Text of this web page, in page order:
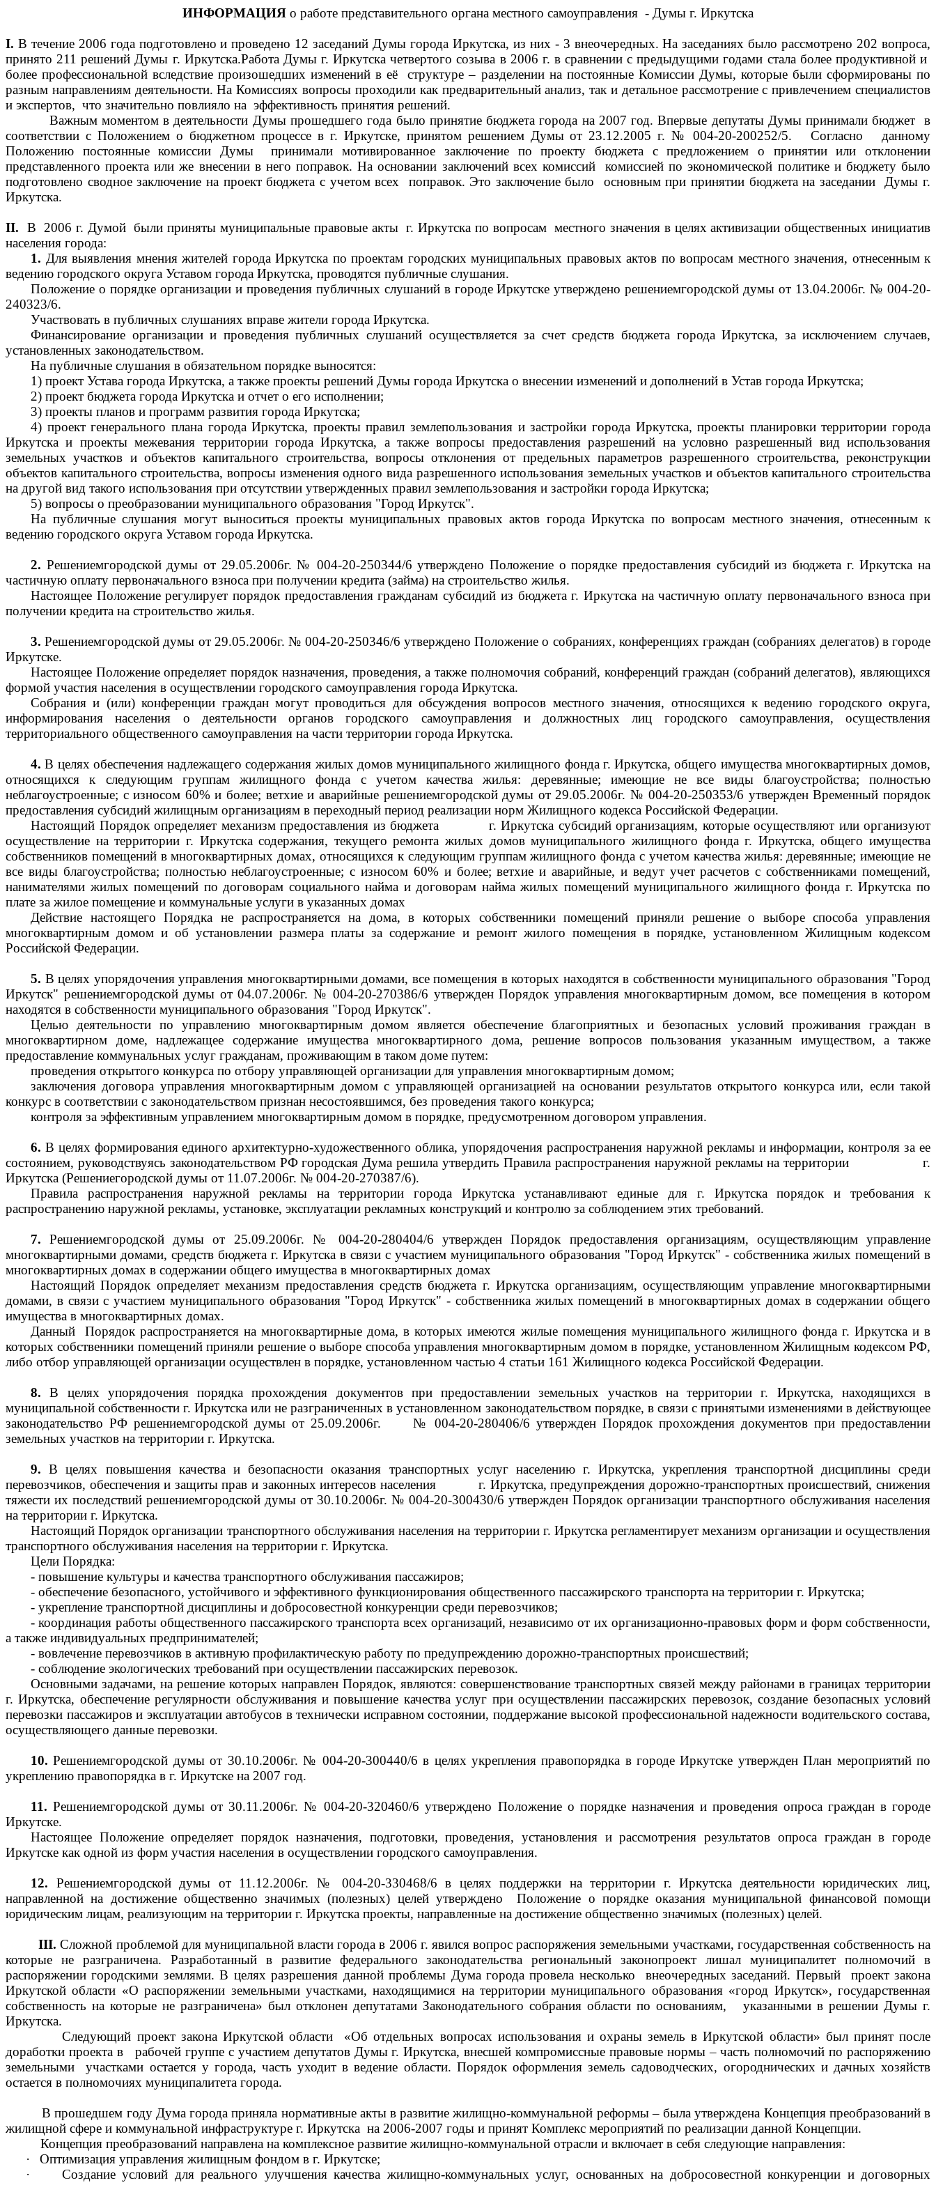
ИНФОРМАЦИЯ о работе представительного органа местного самоуправления - Думы г. Иркутска
I. В течение 2006 года подготовлено и проведено 12 заседаний Думы города Иркутска, из них - 3 внеочередных. На заседаниях было рассмотрено 202 вопроса,
принято 211 решений Думы г. Иркутска.Работа Думы г. Иркутска четвертого созыва в 2006 г. в сравнении с предыдущими годами стала более продуктивной и
более профессиональной вследствие произошедших изменений в её структуре – разделении на постоянные Комиссии Думы, которые были сформированы по
разным направлениям деятельности. На Комиссиях вопросы проходили как предварительный анализ, так и детальное рассмотрение с привлечением специалистов
и экспертов, что значительно повлияло на эффективность принятия решений.
Важным моментом в деятельности Думы прошедшего года было принятие бюджета города на 2007 год. Впервые депутаты Думы принимали бюджет в
соответствии с Положением о бюджетном процессе в г. Иркутске, принятом решением Думы от 23.12.2005 г. № 004-20-200252/5. Согласно данному
Положению постоянные комиссии Думы принимали мотивированное заключение по проекту бюджета с предложением о принятии или отклонении
представленного проекта или же внесении в него поправок. На основании заключений всех комиссий комиссией по экономической политике и бюджету было
подготовлено сводное заключение на проект бюджета с учетом всех поправок. Это заключение было основным при принятии бюджета на заседании Думы г.
Иркутска.
II.
В 2006 г. Думой были приняты муниципальные правовые акты г. Иркутска по вопросам местного значения в целях активизации общественных инициатив
населения города:
1. Для выявления мнения жителей города Иркутска по проектам городских муниципальных правовых актов по вопросам местного значения, отнесенным к
ведению городского округа Уставом города Иркутска, проводятся публичные слушания.
Положение о порядке организации и проведения публичных слушаний в городе Иркутске утверждено решениемгородской думы от 13.04.2006г. № 004-20-
240323/6.
Участвовать в публичных слушаниях вправе жители города Иркутска.
Финансирование организации и проведения публичных слушаний осуществляется за счет средств бюджета города Иркутска, за исключением случаев,
установленных законодательством.
На публичные слушания в обязательном порядке выносятся:
1) проект Устава города Иркутска, а также проекты решений Думы города Иркутска о внесении изменений и дополнений в Устав города Иркутска;
2) проект бюджета города Иркутска и отчет о его исполнении;
3) проекты планов и программ развития города Иркутска;
4) проект генерального плана города Иркутска, проекты правил землепользования и застройки города Иркутска, проекты планировки территории города
Иркутска и проекты межевания территории города Иркутска, а также вопросы предоставления разрешений на условно разрешенный вид использования
земельных участков и объектов капитального строительства, вопросы отклонения от предельных параметров разрешенного строительства, реконструкции
объектов капитального строительства, вопросы изменения одного вида разрешенного использования земельных участков и объектов капитального строительства
на другой вид такого использования при отсутствии утвержденных правил землепользования и застройки города Иркутска;
5) вопросы о преобразовании муниципального образования "Город Иркутск".
На публичные слушания могут выноситься проекты муниципальных правовых актов города Иркутска по вопросам местного значения, отнесенным к
ведению городского округа Уставом города Иркутска.
2. Решениемгородской думы от 29.05.2006г. № 004-20-250344/6 утверждено Положение о порядке предоставления субсидий из бюджета г. Иркутска на
частичную оплату первоначального взноса при получении кредита (займа) на строительство жилья.
Настоящее Положение регулирует порядок предоставления гражданам субсидий из бюджета г. Иркутска на частичную оплату первоначального взноса при
получении кредита на строительство жилья.
3.Решениемгородской думы от 29.05.2006г. № 004-20-250346/6 утверждено Положение о собраниях, конференциях граждан (собраниях делегатов) в городе
Иркутске.
Настоящее Положение определяет порядок назначения, проведения, а также полномочия собраний, конференций граждан (собраний делегатов), являющихся
формой участия населения в осуществлении городского самоуправления города Иркутска.
Собрания и (или) конференции граждан могут проводиться для обсуждения вопросов местного значения, относящихся к ведению городского округа,
информирования населения о деятельности органов городского самоуправления и должностных лиц городского самоуправления, осуществления
территориального общественного самоуправления на части территории города Иркутска.
4.В целях обеспечения надлежащего содержания жилых домов муниципального жилищного фонда г. Иркутска, общего имущества многоквартирных домов,
относящихся к следующим группам жилищного фонда с учетом качества жилья: деревянные; имеющие не все виды благоустройства; полностью
неблагоустроенные; с износом 60% и более; ветхие и аварийные решениемгородской думы от 29.05.2006г. № 004-20-250353/6 утвержден Временный порядок
предоставления субсидий жилищным организациям в переходный период реализации норм Жилищного кодекса Российской Федерации.
Настоящий Порядок определяет механизм предоставления из бюджета г. Иркутска субсидий организациям, которые осуществляют или организуют
осуществление на территории г. Иркутска содержания, текущего ремонта жилых домов муниципального жилищного фонда г. Иркутска, общего имущества
собственников помещений в многоквартирных домах, относящихся к следующим группам жилищного фонда с учетом качества жилья: деревянные; имеющие не
все виды благоустройства; полностью неблагоустроенные; с износом 60% и более; ветхие и аварийные, и ведут учет расчетов с собственниками помещений,
нанимателями жилых помещений по договорам социального найма и договорам найма жилых помещений муниципального жилищного фонда г. Иркутска по
плате за жилое помещение и коммунальные услуги в указанных домах
Действие настоящего Порядка не распространяется на дома, в которых собственники помещений приняли решение о выборе способа управления
многоквартирным домом и об установлении размера платы за содержание и ремонт жилого помещения в порядке, установленном Жилищным кодексом
Российской Федерации.
5. В целях упорядочения управления многоквартирными домами, все помещения в которых находятся в собственности муниципального образования "Город
Иркутск" решениемгородской думы от 04.07.2006г. № 004-20-270386/6 утвержден Порядок управления многоквартирным домом, все помещения в котором
находятся в собственности муниципального образования "Город Иркутск".
Целью деятельности по управлению многоквартирным домом является обеспечение благоприятных и безопасных условий проживания граждан в
многоквартирном доме, надлежащее содержание имущества многоквартирного дома, решение вопросов пользования указанным имуществом, а также
предоставление коммунальных услуг гражданам, проживающим в таком доме путем:
проведения открытого конкурса по отбору управляющей организации для управления многоквартирным домом;
заключения договора управления многоквартирным домом с управляющей организацией на основании результатов открытого конкурса или, если такой
конкурс в соответствии с законодательством признан несостоявшимся, без проведения такого конкурса;
контроля за эффективным управлением многоквартирным домом в порядке, предусмотренном договором управления.
6. В целях формирования единого архитектурно-художественного облика, упорядочения распространения наружной рекламы и информации, контроля за ее
состоянием, руководствуясь законодательством РФ городская Дума решила утвердить Правила распространения наружной рекламы на территории г.
Иркутска (Решениегородской думы от 11.07.2006г. № 004-20-270387/6).
Правила распространения наружной рекламы на территории города Иркутска устанавливают единые для г. Иркутска порядок и требования к
распространению наружной рекламы, установке, эксплуатации рекламных конструкций и контролю за соблюдением этих требований.
7.Решениемгородской думы от 25.09.2006г. № 004-20-280404/6 утвержден Порядок предоставления организациям, осуществляющим управление
многоквартирными домами, средств бюджета г. Иркутска в связи с участием муниципального образования "Город Иркутск" - собственника жилых помещений в
многоквартирных домах в содержании общего имущества в многоквартирных домах
Настоящий Порядок определяет механизм предоставления средств бюджета г. Иркутска организациям, осуществляющим управление многоквартирными
домами, в связи с участием муниципального образования "Город Иркутск" - собственника жилых помещений в многоквартирных домах в содержании общего
имущества в многоквартирных домах.
Данный Порядок распространяется на многоквартирные дома, в которых имеются жилые помещения муниципального жилищного фонда г. Иркутска и в
которых собственники помещений приняли решение о выборе способа управления многоквартирным домом в порядке, установленном Жилищным кодексом РФ,
либо отбор управляющей организации осуществлен в порядке, установленном частью 4 статьи 161 Жилищного кодекса Российской Федерации.
8.В целях упорядочения порядка прохождения документов при предоставлении земельных участков на территории г. Иркутска, находящихся в
муниципальной собственности г. Иркутска или не разграниченных в установленном законодательством порядке, в связи с принятыми изменениями в действующее
законодательство РФ решениемгородской думы от 25.09.2006г. № 004-20-280406/6 утвержден Порядок прохождения документов при предоставлении
земельных участков на территории г. Иркутска.
9.В целях повышения качества и безопасности оказания транспортных услуг населению г. Иркутска, укрепления транспортной дисциплины среди
перевозчиков, обеспечения и защиты прав и законных интересов населения г. Иркутска, предупреждения дорожно-транспортных происшествий, снижения
тяжести их последствий решениемгородской думы от 30.10.2006г. № 004-20-300430/6 утвержден Порядок организации транспортного обслуживания населения
на территории г. Иркутска.
Настоящий Порядок организации транспортного обслуживания населения на территории г. Иркутска регламентирует механизм организации и осуществления
транспортного обслуживания населения на территории г. Иркутска.
Цели Порядка:
- повышение культуры и качества транспортного обслуживания пассажиров;
- обеспечение безопасного, устойчивого и эффективного функционирования общественного пассажирского транспорта на территории г. Иркутска;
- укрепление транспортной дисциплины и добросовестной конкуренции среди перевозчиков;
- координация работы общественного пассажирского транспорта всех организаций, независимо от их организационно-правовых форм и форм собственности,
а также индивидуальных предпринимателей;
- вовлечение перевозчиков в активную профилактическую работу по предупреждению дорожно-транспортных происшествий;
- соблюдение экологических требований при осуществлении пассажирских перевозок.
Основными задачами, на решение которых направлен Порядок, являются: совершенствование транспортных связей между районами в границах территории
г. Иркутска, обеспечение регулярности обслуживания и повышение качества услуг при осуществлении пассажирских перевозок, создание безопасных условий
перевозки пассажиров и эксплуатации автобусов в технически исправном состоянии, поддержание высокой профессиональной надежности водительского состава,
осуществляющего данные перевозки.
10.Решениемгородской думы от 30.10.2006г. № 004-20-300440/6 в целях укрепления правопорядка в городе Иркутске утвержден План мероприятий по
укреплению правопорядка в г. Иркутске на 2007 год.
11.Решениемгородской думы от 30.11.2006г. № 004-20-320460/6 утверждено Положение о порядке назначения и проведения опроса граждан в городе
Иркутске.
Настоящее Положение определяет порядок назначения, подготовки, проведения, установления и рассмотрения результатов опроса граждан в городе
Иркутске как одной из форм участия населения в осуществлении городского самоуправления.
12. Решениемгородской думы от 11.12.2006г. № 004-20-330468/6 в целях поддержки на территории г. Иркутска деятельности юридических лиц,
направленной на достижение общественно значимых (полезных) целей утверждено Положение о порядке оказания муниципальной финансовой помощи
юридическим лицам, реализующим на территории г. Иркутска проекты, направленные на достижение общественно значимых (полезных) целей.
III. Сложной проблемой для муниципальной власти города в 2006 г. явился вопрос распоряжения земельными участками, государственная собственность на
которые не разграничена. Разработанный в развитие федерального законодательства региональный законопроект лишал муниципалитет полномочий в
распоряжении городскими землями. В целях разрешения данной проблемы Дума города провела несколько внеочередных заседаний. Первый проект закона
Иркутской области «О распоряжении земельными участками, находящимися на территории муниципального образования «город Иркутск», государственная
собственность на которые не разграничена» был отклонен депутатами Законодательного собрания области по основаниям, указанными в решении Думы г.
Иркутска.
Следующий проект закона Иркутской области «Об отдельных вопросах использования и охраны земель в Иркутской области» был принят после
доработки проекта в рабочей группе с участием депутатов Думы г. Иркутска, внесшей компромиссные правовые нормы – часть полномочий по распоряжению
земельными участками остается у города, часть уходит в ведение области. Порядок оформления земель садоводческих, огороднических и дачных хозяйств
остается в полномочиях муниципалитета города.
В прошедшем году Дума города приняла нормативные акты в развитие жилищно-коммунальной реформы – была утверждена Концепция преобразований в
жилищной сфере и коммунальной инфраструктуре г. Иркутска на 2006-2007 годы и принят Комплекс мероприятий по реализации данной Концепции.
Концепция преобразований направлена на комплексное развитие жилищно-коммунальной отрасли и включает в себя следующие направления:
·
Оптимизация управления жилищным фондом в г. Иркутске;
·
Создание условий для реального улучшения качества жилищно-коммунальных услуг, основанных на добросовестной конкуренции и договорных